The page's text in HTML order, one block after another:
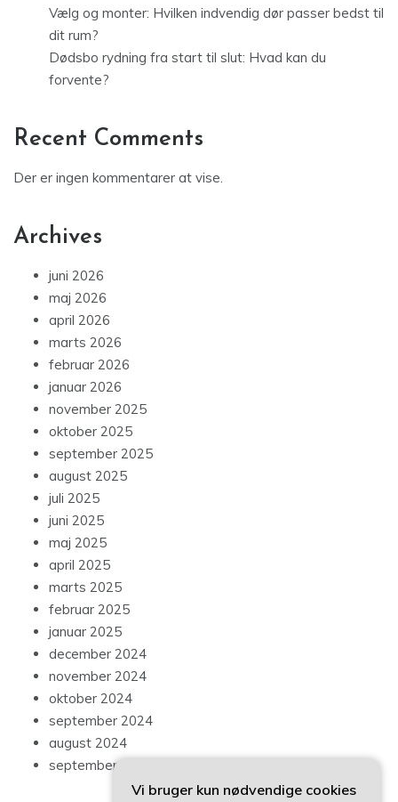
Vælg og monter: Hvilken indvendig dør passer bedst til
dit rum?
Dødsbo rydning fra start til slut: Hvad kan du
forvente?
Recent Comments
Der er ingen kommentarer at vise.
Archives
juni 2026
maj 2026
april 2026
marts 2026
februar 2026
januar 2026
november 2025
oktober 2025
september 2025
august 2025
juli 2025
juni 2025
maj 2025
april 2025
marts 2025
februar 2025
januar 2025
december 2024
november 2024
oktober 2024
september 2024
august 2024
september 2023
Vi bruger kun nødvendige cookies